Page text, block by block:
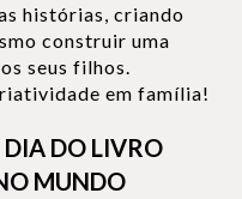
histórias, criando
construir uma
seus filhos.
em família!
DIA DO LIVRO
MUNDO